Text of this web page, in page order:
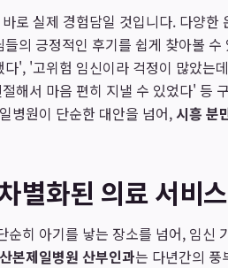
로 실제 경험담일 것입니다. 다양한
의 긍정적인 후기를 쉽게 찾아볼
', '고위험 임신이라 걱정이 많았는
해서 마음 편히 지낼 수 있었다' 등
병원이 단순한 대안을 넘어,시흥 분
별화된 의료 서비스
히 아기를 낳는 장소를 넘어, 임신
산본제일병원 산부인과는 다년간의 풍